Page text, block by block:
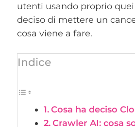
utenti usando proprio
deciso di mettere un
cosa viene a fare.
Indice
Cosa ha deciso
Crawler AI: cosa